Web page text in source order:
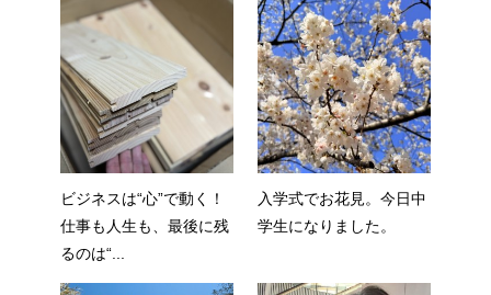
ビジネスは“心”で動く！
仕事も人生も、最後に残
るのは“...
入学式でお花見。今日中
学生になりました。